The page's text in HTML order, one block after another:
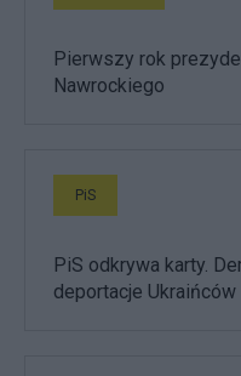
Pierwszy rok
Nawrockiego
PiS
PiS odkrywa karty.
deportacje